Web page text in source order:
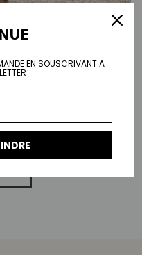
détail compte.
EN SOUSCRIVANT A